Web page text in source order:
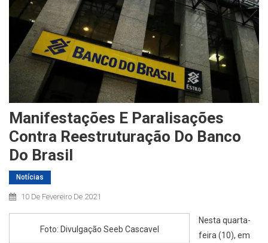
Manifestações E Paralisações
Contra Reestruturação Do Banco
Do Brasil
Notícias
10 De Fevereiro De 2021
Foto: Divulgação Seeb Cascavel
Nesta quarta-
feira (10), em